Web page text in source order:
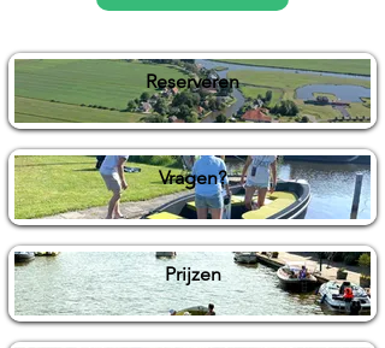
Reserveren
Vragen?
Prijzen